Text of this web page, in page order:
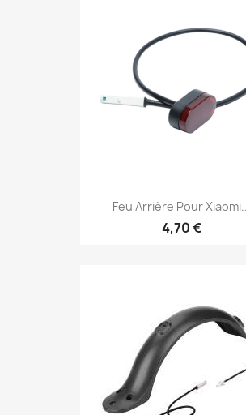
Feu Arrière Pour
4,70 €